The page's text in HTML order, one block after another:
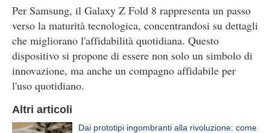
Per Samsung, il Galaxy Z Fold 8 rappresenta un passo
verso la maturità tecnologica, concentrandosi su dettagli
che migliorano l'affidabilità quotidiana. Questo
dispositivo si propone di essere non solo un simbolo di
innovazione, ma anche un compagno affidabile per
l'uso quotidiano.
Altri articoli
Dai prototipi ingombranti alla rivoluzione: come